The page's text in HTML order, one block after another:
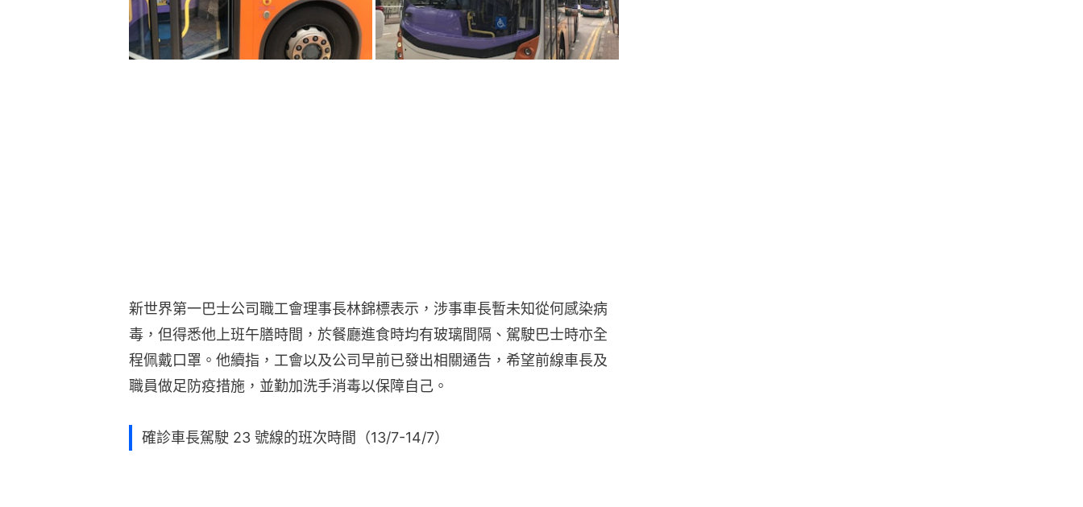
新世界第一巴士公司職工會理事長林錦標表示，涉事車長暫未知從何感染病
毒，但得悉他上班午膳時間，於餐廳進食時均有玻璃間隔、駕駛巴士時亦全
程佩戴口罩。他續指，工會以及公司早前已發出相關通告，希望前線車長及
職員做足防疫措施，並勤加洗手消毒以保障自己。
確診車長駕駛 23 號線的班次時間（13/7-14/7）